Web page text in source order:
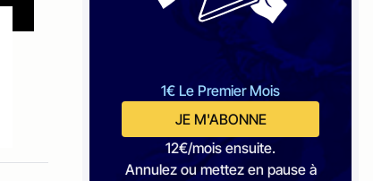
1€ Le Premier Mois
JE M'ABONNE
12€/mois ensuite.
Annulez ou mettez en pause à